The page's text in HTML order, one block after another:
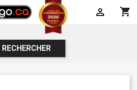
shopping_cart

RECHERCHER